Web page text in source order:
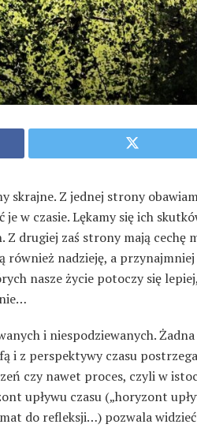
skrajne. Z jednej strony
w czasie. Lękamy się ich
drugiej zaś strony mają cechę
również nadzieję, a przynajmniej
nasze życie potoczy się
i niespodziewanych.
i z perspektywy czasu
czy nawet proces, czyli w
upływu czasu („horyzont
do refleksji…) pozwala